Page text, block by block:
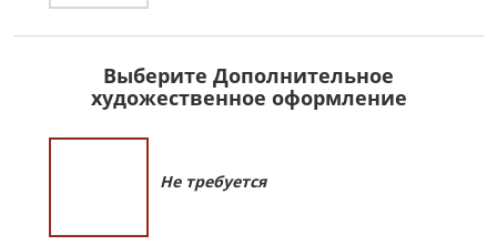
Выберите Дополнительное
художественное оформление
Не требуется